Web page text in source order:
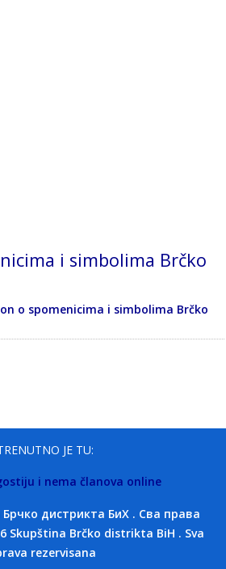
i simbolima Brčko
o spomenicima i simbolima Brčko
JE TU:
i nema članova online
дистрикта БиХ . Сва права
Skupština Brčko distrikta BiH . Sva
rezervisana